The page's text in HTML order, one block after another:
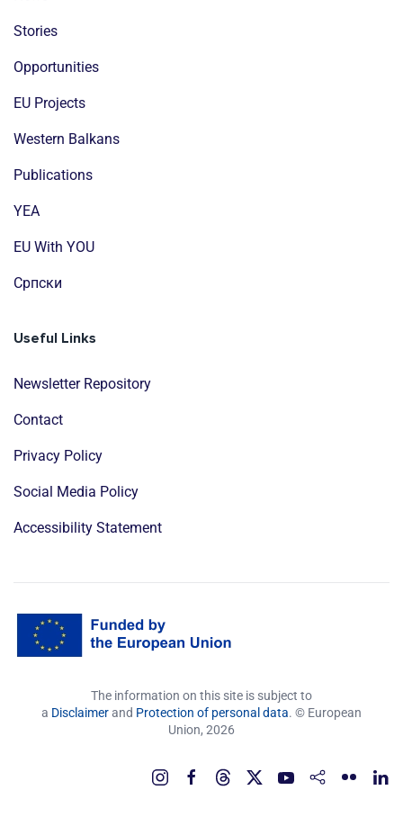
Stories
Opportunities
EU Projects
Western Balkans
Publications
YEA
EU With YOU
Cрпски
Useful Links
Newsletter Repository
Contact
Privacy Policy
Social Media Policy
Accessibility Statement
The information on this site is subject to
a Disclaimerand Protection of personal data. © European
Union, 2026